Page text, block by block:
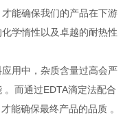
能确保我们的产品在下游
学惰性以及卓越的耐热性
用中，杂质含量过高会严
而通过EDTA滴定法配合
能确保最终产品的品质 。